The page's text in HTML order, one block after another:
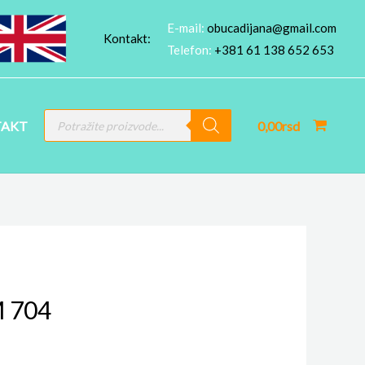
Kontakt:
E-mail: obucadijana@gmail.com
Telefon: +381 61 138 652 653
PRODUCTS
SEARCH
0,00rsd
704